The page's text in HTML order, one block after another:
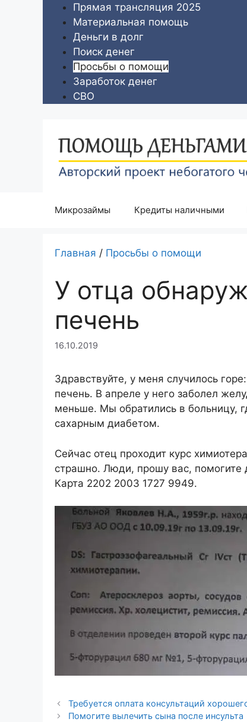
содержимому
Прямая трансляция 2025
Материальная помощь
Деньги в долг
Поиск денег
Просьбы о помощи
Заработок денег
СВО
Микрозаймы Кредиты наличными
Главная / Просьбы о помощи
У отца
печень
16.10.2019
Здравствуйте, у меня случилось
печень. В апреле у него заболел
меньше. Мы обратились в больницу,
сахарным диабетом.
Сейчас отец проходит курс
страшно. Люди, прошу вас,
Карта 2202 2003 1727 9949.
Требуется оплата консультаций
Помогите вылечить сына после инсульта